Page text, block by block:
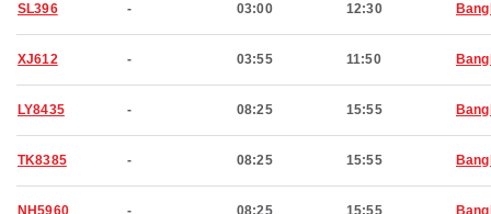
SL396 - 03:00 12:30
XJ612 - 03:55 11:50
LY8435 - 08:25 15:55
TK8385 - 08:25 15:55
NH5960 - 08:25 15:55